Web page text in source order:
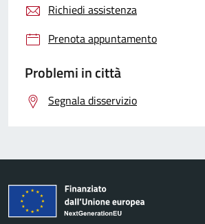
Richiedi assistenza
Prenota appuntamento
Problemi in città
Segnala disservizio